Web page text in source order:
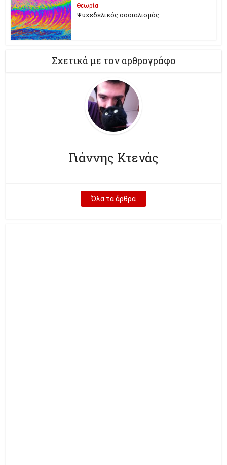
Θεωρία
Ψυχεδελικός σοσιαλισμός
Σχετικά με τον αρθρογράφο
Γιάννης Κτενάς
Όλα τα άρθρα